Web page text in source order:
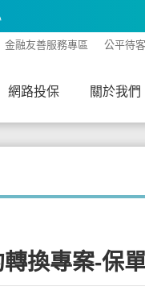
金融友善服務專區 公平待
網路投保 關於我們
換專案-保